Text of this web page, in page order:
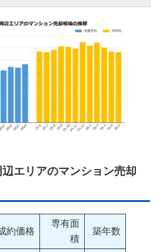
エリアのマンション売却
約価格
専有面
積
築年数